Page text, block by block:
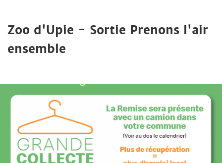
Zoo d'Upie - Sortie Prenons l'air
ensemble